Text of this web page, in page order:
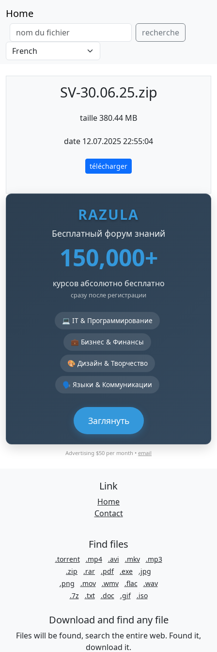
Home
recherche
SV-30.06.25.zip
taille 380.44 MB
date 12.07.2025 22:55:04
télécharger
RAZULA
Бесплатный форум знаний
150,000+
курсов абсолютно бесплатно
сразу после регистрации
💻 IT & Программирование
💼 Бизнес & Финансы
🎨 Дизайн & Творчество
🗣️ Языки & Коммуникации
Заглянуть
Advertising $50 per month • email
Link
Home
Contact
Find files
.torrent .mp4 .avi .mkv
.mp3
.zip
.rar .pdf .exe
.jpg
.png
.mov .wmv .flac
.wav
.7z
.txt .doc .gif .iso
Download and find any file
Files will be found, search the entire web. Found it,
download it.